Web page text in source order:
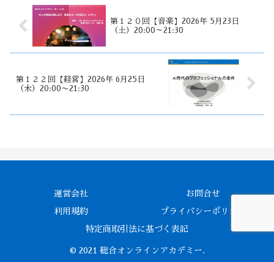
第１２０回【音楽】2026年 5月23日
（土）20:00～21:30
第１２２回【経営】2026年 6月25日
（木）20:00〜21:30
運営会社 お問合せ
利用規約 プライバシーポリシー
特定商取引法に基づく表記
© 2021 総合オンラインアカデミー.